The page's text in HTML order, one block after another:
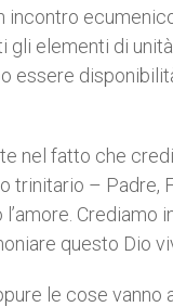
incontro
gli elementi di
essere
nel fatto che
trinitario – Padre,
questo Dio
le cose